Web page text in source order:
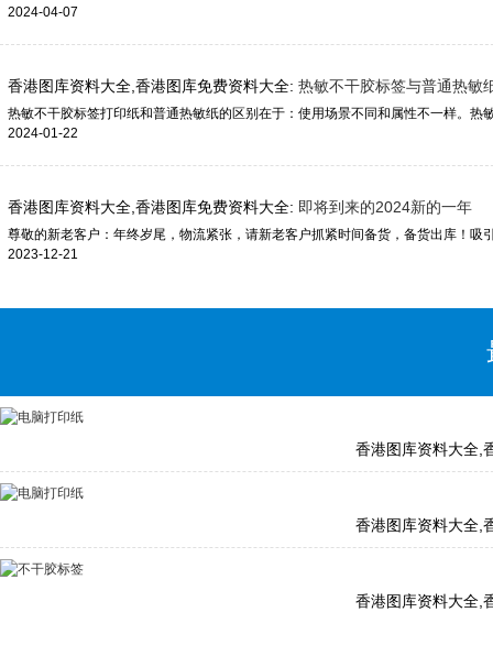
2024-04-07
香港图库资料大全,香港图库免费资料大全: 热敏不干胶标签与普通热敏
2024-01-22
香港图库资料大全,香港图库免费资料大全: 即将到来的2024新的一年
2023-12-21
香港图库资料大全,
香港图库资料大全,
香港图库资料大全,